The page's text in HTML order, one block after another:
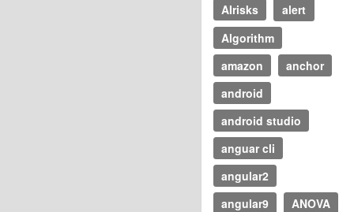
AIrisks
alert
Algorithm
amazon
anchor
android
android studio
anguar cli
angular2
angular9
ANOVA